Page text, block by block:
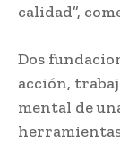
calidad”,
Dos
acción,
mental de